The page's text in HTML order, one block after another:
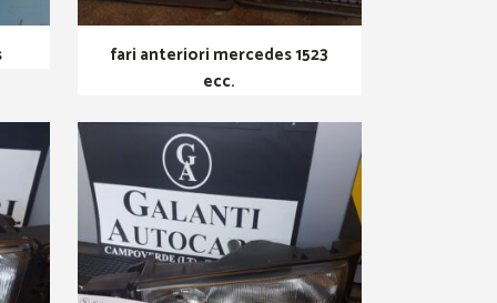
fari anteriori mercedes 1523
ecc.